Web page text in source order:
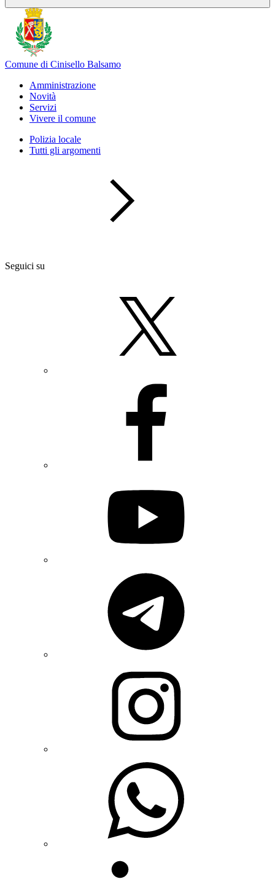
Comune di Cinisello Balsamo
Amministrazione
Novità
Servizi
Vivere il comune
Polizia locale
Tutti gli argomenti
Seguici su